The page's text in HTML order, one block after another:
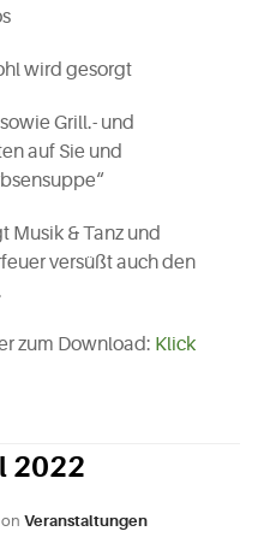
wird gesorgt
Grill.- und
auf Sie und
Musik & Tanz und
versüßt auch den
zum Download: Klick
2022
on Veranstaltungen